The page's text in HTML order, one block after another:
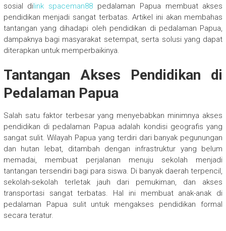
sosial dilink spaceman88 pedalaman Papua membuat akses
pendidikan menjadi sangat terbatas. Artikel ini akan membahas
tantangan yang dihadapi oleh pendidikan di pedalaman Papua,
dampaknya bagi masyarakat setempat, serta solusi yang dapat
diterapkan untuk memperbaikinya.
Tantangan Akses Pendidikan di
Pedalaman Papua
Salah satu faktor terbesar yang menyebabkan minimnya akses
pendidikan di pedalaman Papua adalah kondisi geografis yang
sangat sulit. Wilayah Papua yang terdiri dari banyak pegunungan
dan hutan lebat, ditambah dengan infrastruktur yang belum
memadai, membuat perjalanan menuju sekolah menjadi
tantangan tersendiri bagi para siswa. Di banyak daerah terpencil,
sekolah-sekolah terletak jauh dari pemukiman, dan akses
transportasi sangat terbatas. Hal ini membuat anak-anak di
pedalaman Papua sulit untuk mengakses pendidikan formal
secara teratur.